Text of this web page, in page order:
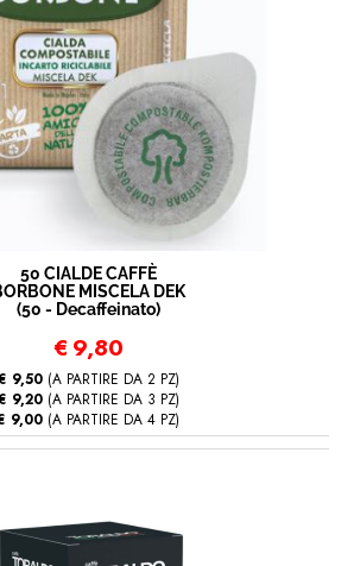
50 CIALDE CAFFÈ
MISCELA DEK
(50 - Decaffeinato)
€ 9,80
9,50(A PARTIRE DA 2 PZ)
9,20(A PARTIRE DA 3 PZ)
9,00 (A PARTIRE DA 4 PZ)